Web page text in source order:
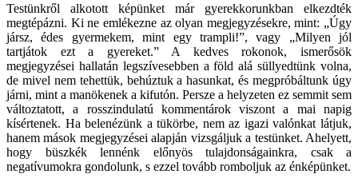
Testünkről alkotott képünket már gyerekkorunkban elkezdték
megtépázni. Ki ne emlékezne az olyan megjegyzésekre, mint: „Úgy
jársz, édes gyermekem, mint egy trampli!”, vagy „Milyen jól
tartjátok ezt a gyereket.” A kedves rokonok, ismerősök
megjegyzései hallatán legszívesebben a föld alá süllyedtünk volna,
de mivel nem tehettük, behúztuk a hasunkat, és megpróbáltunk úgy
járni, mint a manökenek a kifutón. Persze a helyzeten ez semmit sem
változtatott, a rosszindulatú kommentárok viszont a mai napig
kísértenek. Ha belenézünk a tükörbe, nem az igazi valónkat látjuk,
hanem mások megjegyzései alapján vizsgáljuk a testünket. Ahelyett,
hogy büszkék lennénk előnyös tulajdonságainkra, csak a
negatívumokra gondolunk, s ezzel tovább romboljuk az énképünket.